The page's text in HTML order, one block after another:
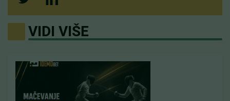
VIDI VIŠE